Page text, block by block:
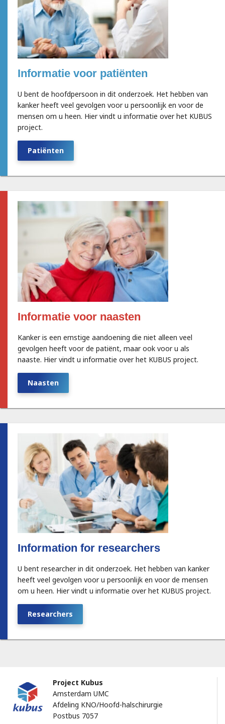
Informatie voor patiënten
U bent de hoofdpersoon in dit onderzoek. Het hebben van
kanker heeft veel gevolgen voor u persoonlijk en voor de
mensen om u heen. Hier vindt u informatie over het KUBUS
project.
Patiënten
Informatie voor naasten
Kanker is een ernstige aandoening die niet alleen veel
gevolgen heeft voor de patiënt, maar ook voor u als
naaste. Hier vindt u informatie over het KUBUS project.
Naasten
Information for researchers
U bent researcher in dit onderzoek. Het hebben van kanker
heeft veel gevolgen voor u persoonlijk en voor de mensen
om u heen. Hier vindt u informatie over het KUBUS project.
Researchers
Project Kubus
Amsterdam UMC
Afdeling KNO/Hoofd-halschirurgie
Postbus 7057